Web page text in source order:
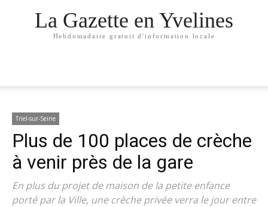
La Gazette en Yvelines
Hebdomadaire gratuit d'information locale
Triel-sur-Seine
Plus de 100 places de crèche
à venir près de la gare
En plus du projet de maison de la petite enfance
porté par la Ville, une crèche privée verra le jour entre